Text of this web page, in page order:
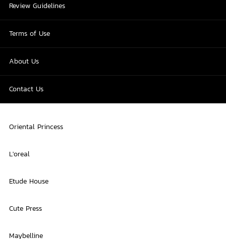
Review Guidelines
Terms of Use
About Us
Contact Us
Oriental Princess
L'oreal
Etude House
Cute Press
Maybelline